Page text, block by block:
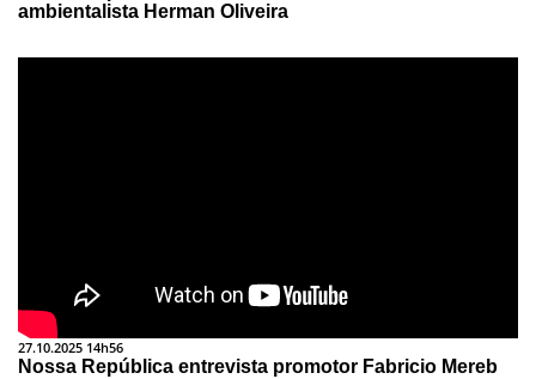
ambientalista Herman Oliveira
27.10.2025 14h56
Nossa República entrevista promotor Fabricio Mereb